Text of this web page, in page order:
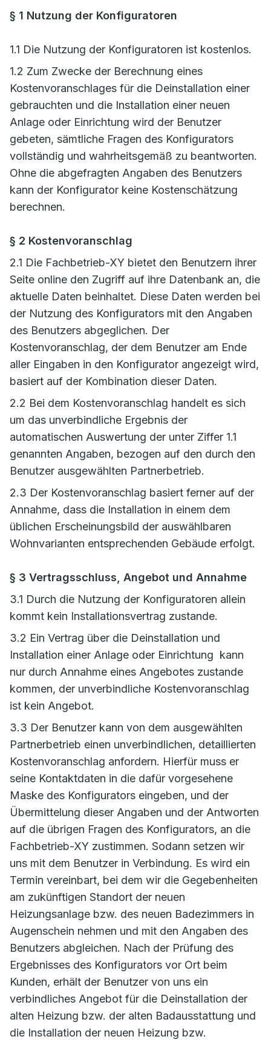
§ 1 Nutzung der Konfiguratoren
1.1 Die Nutzung der Konfiguratoren ist kostenlos.
1.2 Zum Zwecke der Berechnung eines
Kostenvoranschlages für die Deinstallation einer
gebrauchten und die Installation einer neuen
Anlage oder Einrichtung wird der Benutzer
gebeten, sämtliche Fragen des Konfigurators
vollständig und wahrheitsgemäß zu beantworten.
Ohne die abgefragten Angaben des Benutzers
kann der Konfigurator keine Kostenschätzung
berechnen.
§ 2 Kostenvoranschlag
2.1 Die Fachbetrieb-XY bietet den Benutzern ihrer
Seite online den Zugriff auf ihre Datenbank an, die
aktuelle Daten beinhaltet. Diese Daten werden bei
der Nutzung des Konfigurators mit den Angaben
des Benutzers abgeglichen. Der
Kostenvoranschlag, der dem Benutzer am Ende
aller Eingaben in den Konfigurator angezeigt wird,
basiert auf der Kombination dieser Daten.
2.2 Bei dem Kostenvoranschlag handelt es sich
um das unverbindliche Ergebnis der
automatischen Auswertung der unter Ziffer 1.1
genannten Angaben, bezogen auf den durch den
Benutzer ausgewählten Partnerbetrieb.
2.3 Der Kostenvoranschlag basiert ferner auf der
Annahme, dass die Installation in einem dem
üblichen Erscheinungsbild der auswählbaren
Wohnvarianten entsprechenden Gebäude erfolgt.
§ 3 Vertragsschluss, Angebot und Annahme
3.1 Durch die Nutzung der Konfiguratoren allein
kommt kein Installationsvertrag zustande.
3.2 Ein Vertrag über die Deinstallation und
Installation einer Anlage oder Einrichtung kann
nur durch Annahme eines Angebotes zustande
kommen, der unverbindliche Kostenvoranschlag
ist kein Angebot.
3.3 Der Benutzer kann von dem ausgewählten
Partnerbetrieb einen unverbindlichen, detaillierten
Kostenvoranschlag anfordern. Hierfür muss er
seine Kontaktdaten in die dafür vorgesehene
Maske des Konfigurators eingeben, und der
Übermittelung dieser Angaben und der Antworten
auf die übrigen Fragen des Konfigurators, an die
Fachbetrieb-XY zustimmen. Sodann setzen wir
uns mit dem Benutzer in Verbindung. Es wird ein
Termin vereinbart, bei dem wir die Gegebenheiten
am zukünftigen Standort der neuen
Heizungsanlage bzw. des neuen Badezimmers in
Augenschein nehmen und mit den Angaben des
Benutzers abgleichen. Nach der Prüfung des
Ergebnisses des Konfigurators vor Ort beim
Kunden, erhält der Benutzer von uns ein
verbindliches Angebot für die Deinstallation der
alten Heizung bzw. der alten Badausstattung und
die Installation der neuen Heizung bzw.